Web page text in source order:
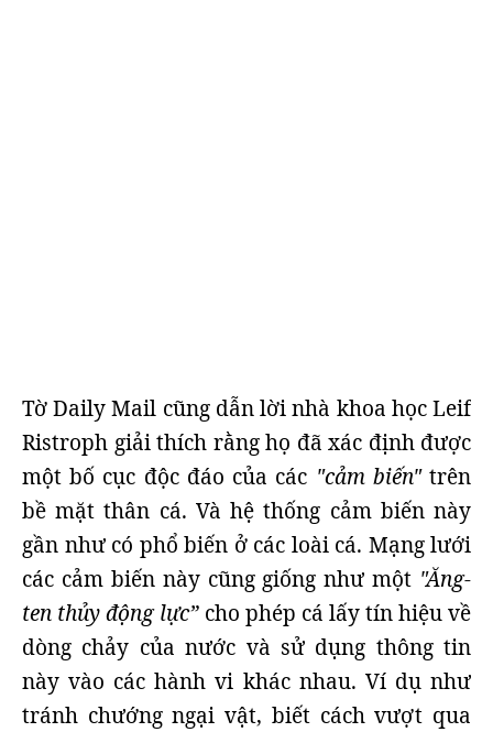
Tờ Daily Mail cũng dẫn lời nhà khoa học Leif
Ristroph giải thích rằng họ đã xác định được
một bố cục độc đáo của các "cảm biến"trên
bề mặt thân cá. Và hệ thống cảm biến này
gần như có phổ biến ở các loài cá. Mạng lưới
các cảm biến này cũng giống như một "Ăng-
ten thủy động lực” cho phép cá lấy tín hiệu về
dòng chảy của nước và sử dụng thông tin
này vào các hành vi khác nhau. Ví dụ như
tránh chướng ngại vật, biết cách vượt qua